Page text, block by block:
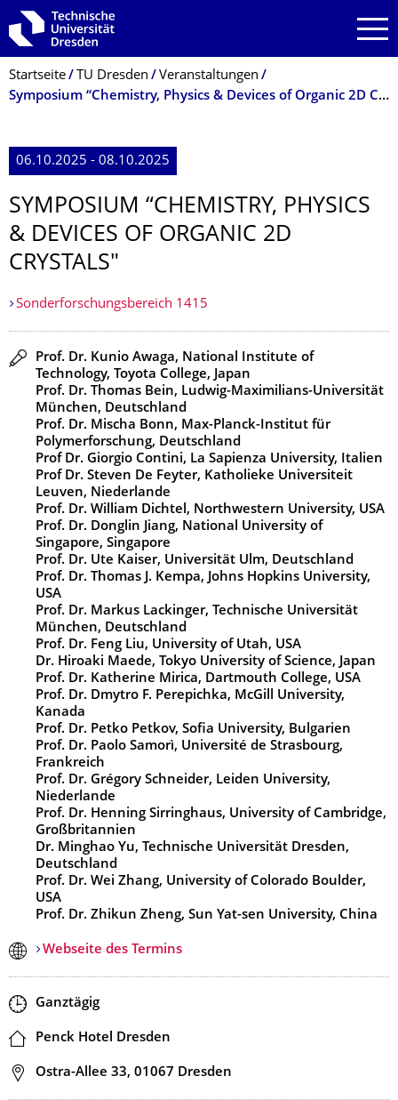
Zur Hauptnavigation springen
Zur Suche springen
Zum Inhalt springen
Breadcrumb-Menü
Startseite TU Dresden
Veranstaltungen
Symposium “Chemistry, Physics & Devices of Organic 2D Crystals"
06.10.2025 - 08.10.2025
SYMPOSIUM “CHEMISTRY, PHYSICS
& DEVICES OF ORGANIC 2D
CRYSTALS"
Sonderforschungsbereich 1415
Redner
Prof. Dr. Kunio Awaga, National Institute of
Technology, Toyota College, Japan
Prof. Dr. Thomas Bein, Ludwig-Maximilians-Universität
München, Deutschland
Prof. Dr. Mischa Bonn, Max-Planck-Institut für
Polymerforschung, Deutschland
Prof Dr. Giorgio Contini, La Sapienza University, Italien
Prof Dr. Steven De Feyter, Katholieke Universiteit
Leuven, Niederlande
Prof. Dr. William Dichtel, Northwestern University, USA
Prof. Dr. Donglin Jiang, National University of
Singapore, Singapore
Prof. Dr. Ute Kaiser, Universität Ulm, Deutschland
Prof. Dr. Thomas J. Kempa, Johns Hopkins University,
USA
Prof. Dr. Markus Lackinger, Technische Universität
München, Deutschland
Prof. Dr. Feng Liu, University of Utah, USA
Dr. Hiroaki Maede, Tokyo University of Science, Japan
Prof. Dr. Katherine Mirica, Dartmouth College, USA
Prof. Dr. Dmytro F. Perepichka, McGill University,
Kanada
Prof. Dr. Petko Petkov, Sofia University, Bulgarien
Prof. Dr. Paolo Samorì, Université de Strasbourg,
Frankreich
Prof. Dr. Grégory Schneider, Leiden University,
Niederlande
Prof. Dr. Henning Sirringhaus, University of Cambridge,
Großbritannien
Dr. Minghao Yu, Technische Universität Dresden,
Deutschland
Prof. Dr. Wei Zhang, University of Colorado Boulder,
USA
Prof. Dr. Zhikun Zheng, Sun Yat-sen University, China
Webseite des Termins
Zeit
Ganztägig
Ort
Penck Hotel Dresden
Adresse
Ostra-Allee 33, 01067 Dresden